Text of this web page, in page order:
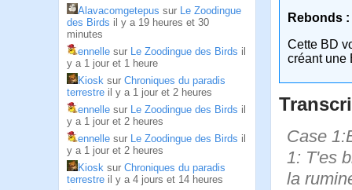
Alavacomgetepus sur Le Zoodingue
des Birds il y a 19 heures et 30
minutes
ennelle sur Le Zoodingue des Birds il
y a 1 jour et 1 heure
Kiosk sur Chroniques du paradis
terrestre il y a 1 jour et 2 heures
ennelle sur Le Zoodingue des Birds il
y a 1 jour et 2 heures
ennelle sur Le Zoodingue des Birds il
y a 1 jour et 2 heures
Kiosk sur Chroniques du paradis
terrestre il y a 4 jours et 14 heures
Rebonds :
Cette BD
créant une
Case
1: T'es
la